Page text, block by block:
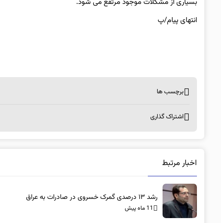
بسیاری از مشکلات موجود مرتفع می شود.
انتهای پیام/پ
برچسب ها
اشتراک گذاری
اخبار مرتبط
رشد ۱۳ درصدی گمرک خسروی در صادرات به عراق
11 ماه پیش